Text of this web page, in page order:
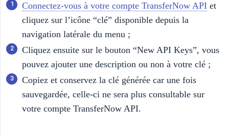
Connectez-vous à votre compte TransferNow API et
cliquez sur l’icône “clé” disponible depuis la
navigation latérale du menu ;
Cliquez ensuite sur le bouton “New API Keys”, vous
pouvez ajouter une description ou non à votre clé ;
Copiez et conservez la clé générée car une fois
sauvegardée, celle-ci ne sera plus consultable sur
votre compte TransferNow API.